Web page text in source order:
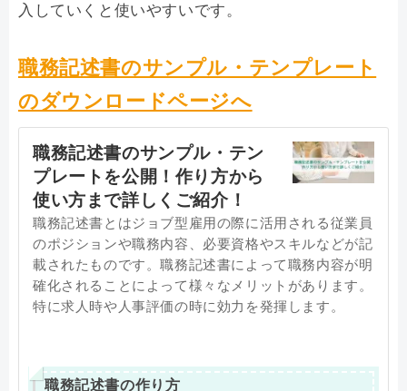
入していくと使いやすいです。
職務記述書のサンプル・テンプレート
のダウンロードページへ
職務記述書のサンプル・テン
プレートを公開！作り方から
使い方まで詳しくご紹介！
職務記述書とはジョブ型雇用の際に活用される従業員
のポジションや職務内容、必要資格やスキルなどが記
載されたものです。職務記述書によって職務内容が明
確化されることによって様々なメリットがあります。
特に求人時や人事評価の時に効力を発揮します。
職務記述書の作り方